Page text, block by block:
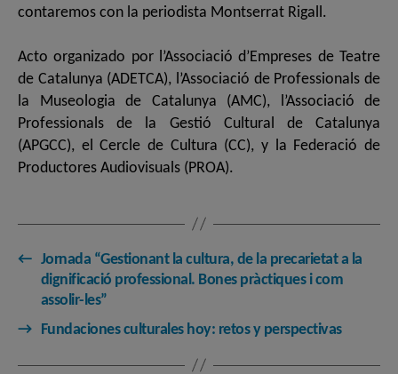
contaremos con la periodista Montserrat Rigall.
Acto organizado por l’Associació d’Empreses de Teatre
de Catalunya (ADETCA), l’Associació de Professionals de
la Museologia de Catalunya (AMC), l’Associació de
Professionals de la Gestió Cultural de Catalunya
(APGCC), el Cercle de Cultura (CC), y la Federació de
Productores Audiovisuals (PROA).
← Jornada “Gestionant la cultura, de la precarietat a la
dignificació professional. Bones pràctiques i com
assolir-les”
→
Fundaciones culturales hoy: retos y perspectivas